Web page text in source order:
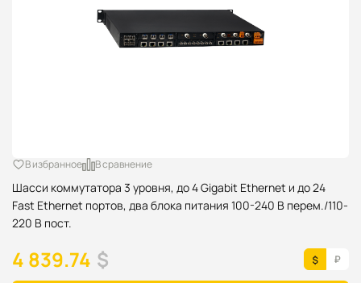
Шасси коммутатора 3 уровня, до 4 Gigabit Ethernet и до 24
Fast Ethernet портов, два блока питания 100-240 В перем./110-
220 В пост.
В избранное В сравнение
4 839.74 $